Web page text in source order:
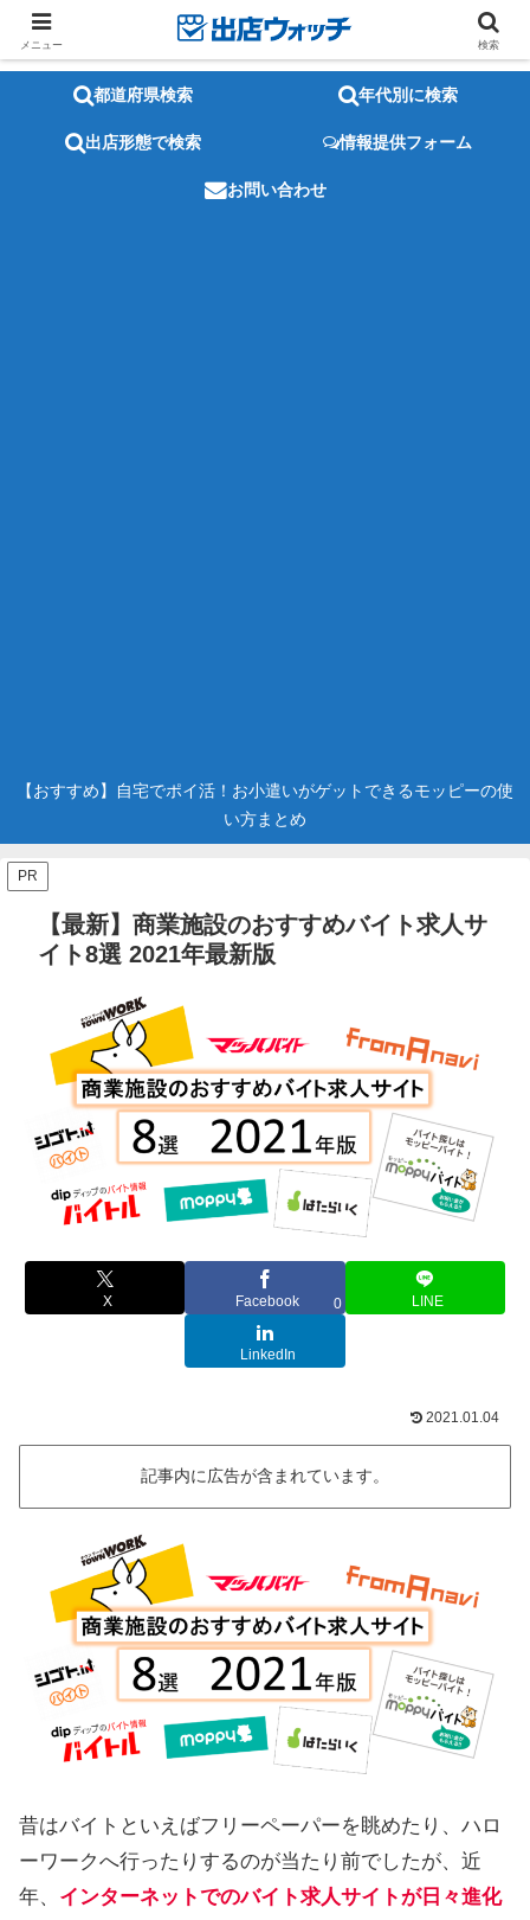
都道府県検索 年代別に検索
出店形態で検索 情報提供フォーム
お問い合わせ
【おすすめ】自宅でポイ活！お小遣いがゲットできるモッピーの使
い方まとめ
PR
【最新】商業施設のおすすめバイト求人サ
イト8選 2021年最新版
X Facebook 0 LINE
LinkedIn
2021.01.04
記事内に広告が含まれています。
昔はバイトといえばフリーペーパーを眺めたり、ハロ
ーワークへ行ったりするのが当たり前でしたが、近
年、 インターネットでのバイト求人サイトが日々進化
メニュー 検索